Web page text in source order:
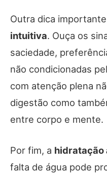
Outra dica
intuitiva. Ouça os
saciedade,
não condicionadas
com atenção plena
digestão como
entre corpo e mente.
Por fim, a hidratação
falta de água pode